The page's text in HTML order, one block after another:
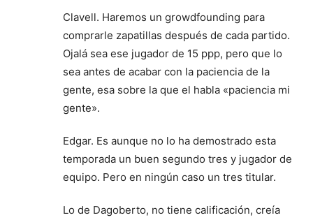
Clavell. Haremos un growdfounding para
comprarle zapatillas después de cada partido.
Ojalá sea ese jugador de 15 ppp, pero que lo
sea antes de acabar con la paciencia de la
gente, esa sobre la que el habla «paciencia mi
gente».
Edgar. Es aunque no lo ha demostrado esta
temporada un buen segundo tres y jugador de
equipo. Pero en ningún caso un tres titular.
Lo de Dagoberto, no tiene calificación, creía